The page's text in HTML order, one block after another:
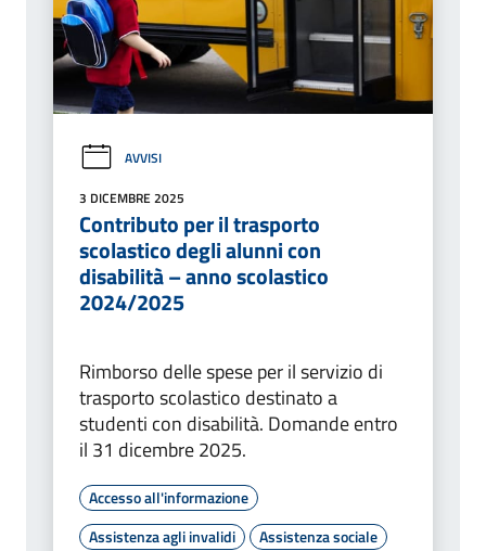
AVVISI
3 DICEMBRE 2025
Contributo per il trasporto
scolastico degli alunni con
disabilità – anno scolastico
2024/2025
Rimborso delle spese per il servizio di
trasporto scolastico destinato a
studenti con disabilità. Domande entro
il 31 dicembre 2025.
Accesso all'informazione
Assistenza agli invalidi
Assistenza sociale